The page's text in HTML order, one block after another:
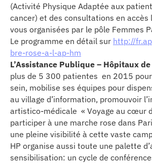
un CHU
(Activité Physique Adaptée aux
cancer) et des consultations en accès
vous organisées par le pôle Femmes
Le programme en détail sur http://
bre-rose-a-l-ap-hm
L’Assistance Publique – Hôpitaux
plus de 5 300 patientes en 2015
sein, mobilise ses équipes pour
au village d’information, promouvoir
artistico-médicale « Voyage au cœur
participer à une marche rose dans
une pleine visibilité à cette vaste
HP organise aussi toute une palette
sensibilisation: un cycle de